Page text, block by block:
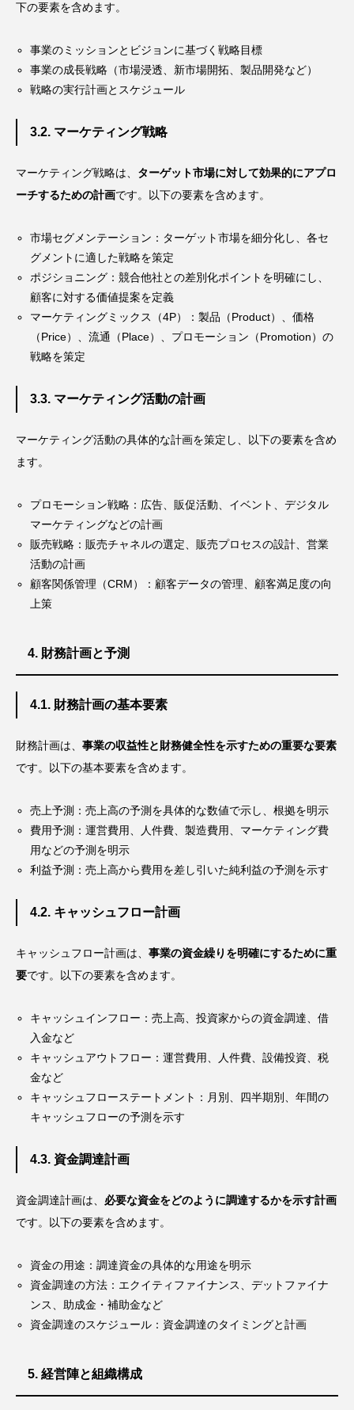
下の要素を含めます。
事業のミッションとビジョンに基づく戦略目標
事業の成長戦略（市場浸透、新市場開拓、製品開発など）
戦略の実行計画とスケジュール
3.2. マーケティング戦略
マーケティング戦略は、 ターゲット市場に対して効果的にアプロ
ーチするための計画です。以下の要素を含めます。
市場セグメンテーション：ターゲット市場を細分化し、各セ
グメントに適した戦略を策定
ポジショニング：競合他社との差別化ポイントを明確にし、
顧客に対する価値提案を定義
マーケティングミックス（4P）：製品（Product）、価格
（Price）、流通（Place）、プロモーション（Promotion）の
戦略を策定
3.3. マーケティング活動の計画
マーケティング活動の具体的な計画を策定し、以下の要素を含め
ます。
プロモーション戦略：広告、販促活動、イベント、デジタル
マーケティングなどの計画
販売戦略：販売チャネルの選定、販売プロセスの設計、営業
活動の計画
顧客関係管理（CRM）：顧客データの管理、顧客満足度の向
上策
4. 財務計画と予測
4.1. 財務計画の基本要素
財務計画は、 事業の収益性と財務健全性を示すための重要な要素
です。以下の基本要素を含めます。
売上予測：売上高の予測を具体的な数値で示し、根拠を明示
費用予測：運営費用、人件費、製造費用、マーケティング費
用などの予測を明示
利益予測：売上高から費用を差し引いた純利益の予測を示す
4.2. キャッシュフロー計画
キャッシュフロー計画は、 事業の資金繰りを明確にするために重
要です。以下の要素を含めます。
キャッシュインフロー：売上高、投資家からの資金調達、借
入金など
キャッシュアウトフロー：運営費用、人件費、設備投資、税
金など
キャッシュフローステートメント：月別、四半期別、年間の
キャッシュフローの予測を示す
4.3. 資金調達計画
資金調達計画は、 必要な資金をどのように調達するかを示す計画
です。以下の要素を含めます。
資金の用途：調達資金の具体的な用途を明示
資金調達の方法：エクイティファイナンス、デットファイナ
ンス、助成金・補助金など
資金調達のスケジュール：資金調達のタイミングと計画
5. 経営陣と組織構成